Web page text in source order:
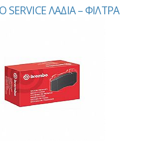
SERVICE ΛΑΔΙΑ – ΦΙΛΤΡΑ